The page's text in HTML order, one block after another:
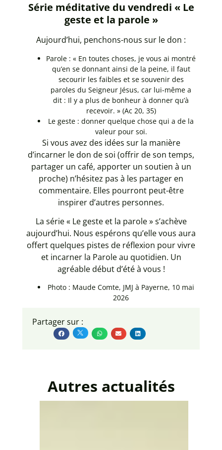
Série méditative du vendredi « Le
geste et la parole »
Aujourd’hui, penchons-nous sur le don :
Parole : « En toutes choses, je vous ai montré
qu’en se donnant ainsi de la peine, il faut
secourir les faibles et se souvenir des
paroles du Seigneur Jésus, car lui-même a
dit : Il y a plus de bonheur à donner qu’à
recevoir. » (Ac 20, 35)
Le geste : donner quelque chose qui a de la
valeur pour soi.
Si vous avez des idées sur la manière
d’incarner le don de soi (offrir de son temps,
partager un café, apporter un soutien à un
proche) n’hésitez pas à les partager en
commentaire. Elles pourront peut-être
inspirer d’autres personnes.
La série « Le geste et la parole » s’achève
aujourd’hui. Nous espérons qu’elle vous aura
offert quelques pistes de réflexion pour vivre
et incarner la Parole au quotidien. Un
agréable début d’été à vous !
Photo : Maude Comte, JMJ à Payerne, 10 mai
2026
Partager sur :
Autres actualités